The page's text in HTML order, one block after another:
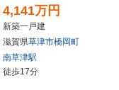
4,141万円
新築一戸建
滋賀県草津市橋岡町
南草津駅
徒歩17分